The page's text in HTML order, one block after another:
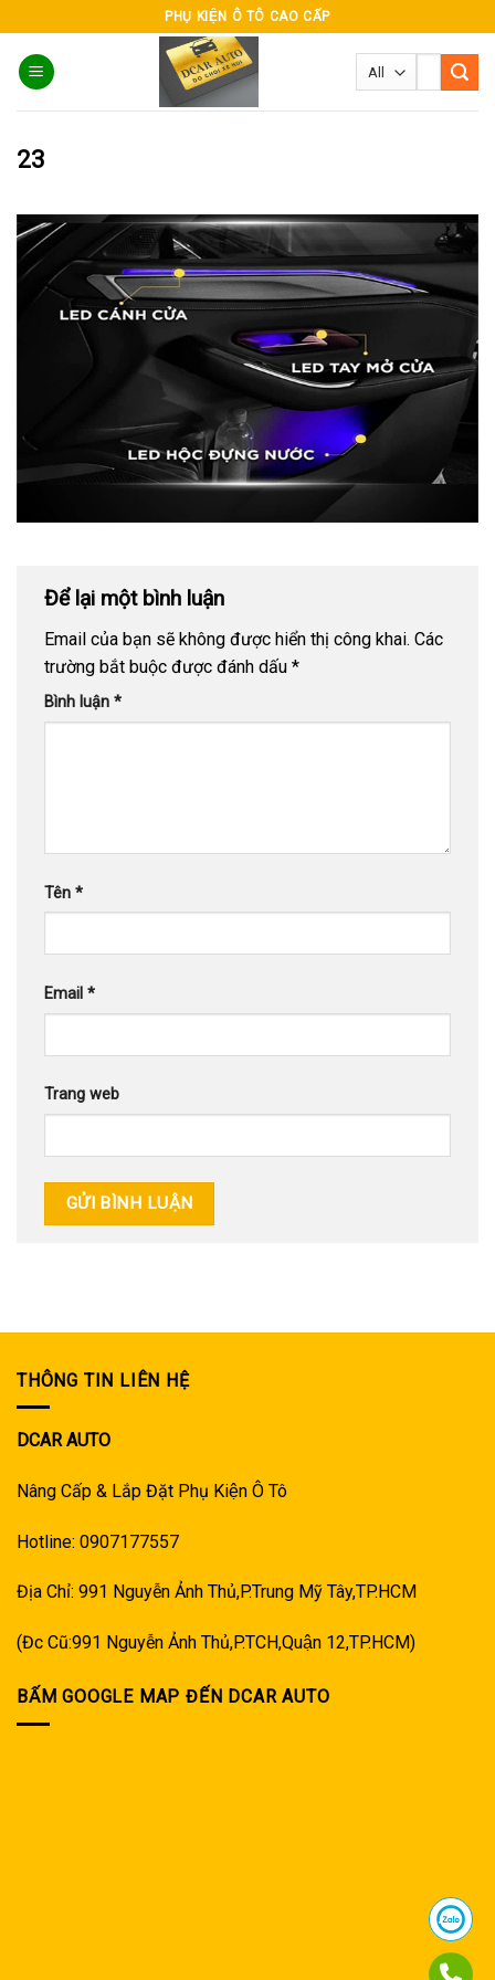
to
content
PHỤ KIỆN Ô TÔ CAO CẤP
23
Để lại một bình luận
Email của bạn sẽ không được hiển thị công khai. Các
trường bắt buộc được đánh dấu *
Bình luận *
Tên *
Email *
Trang web
THÔNG TIN LIÊN HỆ
DCAR AUTO
Nâng Cấp & Lắp Đặt Phụ Kiện Ô Tô
Hotline: 0907177557
Địa Chỉ: 991 Nguyễn Ảnh Thủ,P.Trung Mỹ Tây,TP.HCM
(Đc Cũ:991 Nguyễn Ảnh Thủ,P.TCH,Quận 12,TP.HCM)
BẤM GOOGLE MAP ĐẾN DCAR AUTO